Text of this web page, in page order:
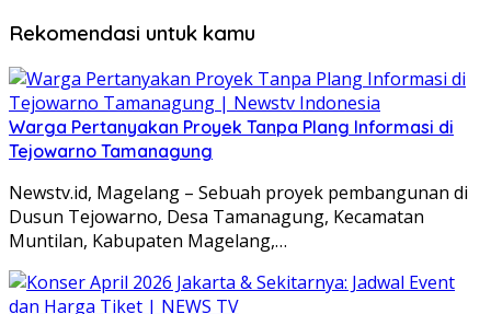
Rekomendasi untuk kamu
Warga Pertanyakan Proyek Tanpa Plang Informasi di
Tejowarno Tamanagung
Newstv.id, Magelang – Sebuah proyek pembangunan di
Dusun Tejowarno, Desa Tamanagung, Kecamatan
Muntilan, Kabupaten Magelang,…